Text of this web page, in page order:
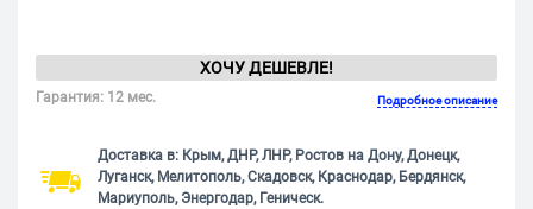
ХОЧУ ДЕШЕВЛЕ!
Гарантия: 12 мес. Подробное описание
Доставка в: Крым, ДНР, ЛНР, Ростов на Дону, Донецк,
Луганск, Мелитополь, Скадовск, Краснодар, Бердянск,
Мариуполь, Энергодар, Геническ.